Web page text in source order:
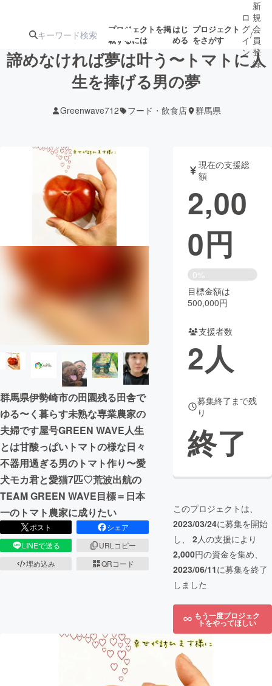
プロジェクトを掲
載するには
はじ
める
プロジェクト
をさがす
ターン
ジェクト
募集終了が近いプ
ロジェクト
されます
アート・写真 音楽
テクノロジー・ガジェット ゲーム・サ
映像・映画 書籍・雑誌
チャレンジ
まちづくり・地域活性化
CAMPFIRE for Social Good
CAMPFIRE Creation
CAMPFIREふるさと納税machi-ya コミュニティ
ロ
グ
イ
ン
/
新
規
会
員
登
録
諦めなければ夢は叶う〜トマトに人
生を捧げる男の夢
Greenwave712 フード・飲食店 群馬県
群馬県伊勢崎市の田園残る田舎で
ゆる〜く暮らす未熟な専業農家の
夫婦です屋号GREEN WAVE人生
とは甘酸っぱいトマトの様な日々
不器用過ぎる男のトマト作り〜愛
犬モカ君と愛猫7匹♡荒波出航の
TEAM GREEN WAVE目標＝日本
一のトマト農家に成りたい
ポスト
シェア
LINEで送る
URLコピー
埋め込み
QRコード
現在の支援総
額
2,00
0円
0%
目標金額は
500,000円
支援者数
2人
募集終了まで残
り
終了
このプロジェクトは、
2023/03/24に募集を開始
し、 2人の支援により
2,000円の資金を集め、
2023/06/11に募集を終了
しました
もう一度プロジェク
トをやってほしい